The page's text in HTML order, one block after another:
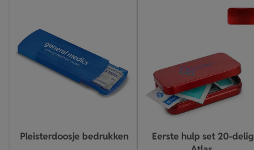
Pleisterdoosje bedrukken
Eerste hulp set 20-delig